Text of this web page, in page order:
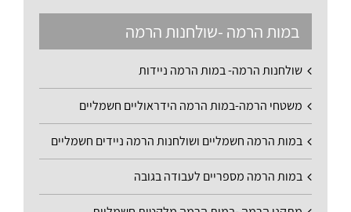
במות הרמה -שולחנות הרמה
שולחנות הרמה- במות הרמה ניידות
משטחי הרמה-במות הרמה הידראוליים חשמליים
במות הרמה חשמליים ושולחנות הרמה ניידים חשמליים
במות הרמה מספריים לעבודה בגובה